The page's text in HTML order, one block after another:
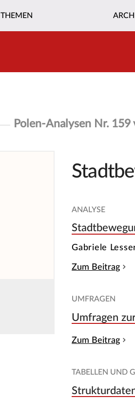
THEMEN
Polen-Analysen Nr.
ANALYSE
Gabriele
Zum Beitrag
UMFRAGEN
Umfragen
Zum Beitrag
TABELLEN UND